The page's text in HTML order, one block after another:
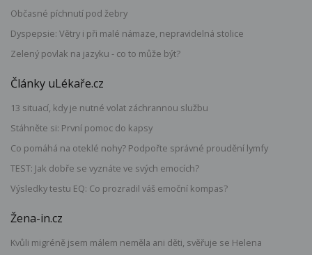
Občasné píchnutí pod žebry
Dyspepsie: Větry i při malé námaze, nepravidelná stolice
Zelený povlak na jazyku - co to může být?
Články uLékaře.cz
13 situací, kdy je nutné volat záchrannou službu
Stáhněte si: První pomoc do kapsy
Co pomáhá na oteklé nohy? Podpořte správné proudění lymfy
TEST: Jak dobře se vyznáte ve svých emocích?
Výsledky testu EQ: Co prozradil váš emoční kompas?
Žena-in.cz
Kvůli migréně jsem málem neměla ani děti, svěřuje se Helena